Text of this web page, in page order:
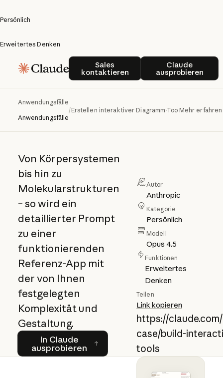
Persönlich
Erweitertes Denken
Sales
kontaktieren
Sales kontaktierenClaude
ausprobieren
Claude
Anwendungsfälle
Anwendungsfälle
/Erstellen interaktiver Diagramm-ToolsMehr erfahren
Erstellen
interaktiver
Diagramm-
Tools
Von Körpersystemen
bis hin zu
Molekularstrukturen
– so wird ein
detaillierter Prompt
zu einer
funktionierenden
Referenz-App mit
der von Ihnen
festgelegten
Komplexität und
Gestaltung.
In Claude
ausprobieren
In Claude ausprobieren
Autor
Anthropic
Kategorie
Persönlich
Modell
Opus 4.5
Funktionen
Erweitertes
Denken
Teilen
Link kopieren
https://
case/build-
tools